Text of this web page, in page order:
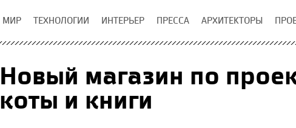
МИР ТЕХНОЛОГИИ ИНТЕРЬЕР ПРЕССА АРХИТЕКТОРЫ
Новый магазин по
коты и книги